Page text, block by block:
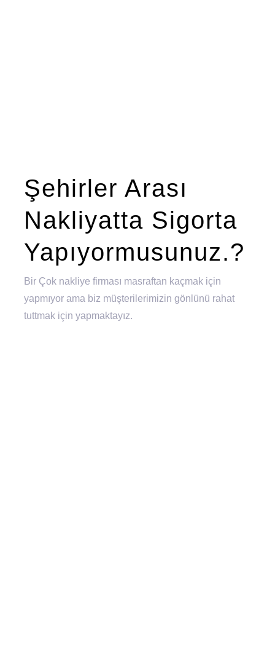
Şehirler Arası
Nakliyatta Sigorta
Yapıyormusunuz.?
Bir Çok nakliye firması masraftan kaçmak için
yapmıyor ama biz müşterilerimizin gönlünü rahat
tuttmak için yapmaktayız.